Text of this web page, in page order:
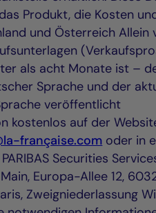
Produkt, die Kosten
und Österreich
als acht Monate ist –
Sprache und der
veröffentlicht
kostenlos auf der
française.com oder in
Securities
Europa-Allee 12,
Zweigniederlassung